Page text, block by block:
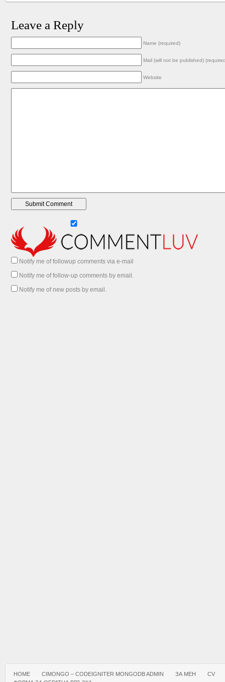
Leave a Reply
Name (required)
Mail (will not be published)
Website
Notify me of followup comments via e-mail
Notify me of follow-up comments by email.
Notify me of new posts by email.
HOME CIMONGO – CODEIGNITER MONGODB ADMIN ЗА МЕН
CV